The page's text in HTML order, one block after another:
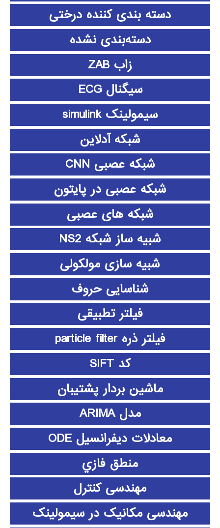
دسته بندی کننده درختی
دسته‌بندی نشده
زاب ZAB
سیگنال ECG
سیمولینک simulink
شبکه آدلاین
شبکه عصبی CNN
شبکه عصبی در پایتون
شبکه های عصبی
شبیه ساز شبکه NS2
شبیه سازی مولکولی
شناسایی حروف
فیلتر تطبیقی
فیلتر ذره particle filter
کد SIFT
ماشین بردار پشتیبان
مدل ARIMA
معادلات دیفرانسیل ODE
منطق فازي
مهندسی کنترل
مهندسی مکانیک در سیمولینک